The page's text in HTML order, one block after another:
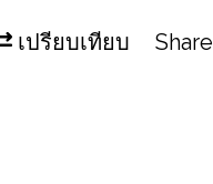
เปรียบเทียบ Share